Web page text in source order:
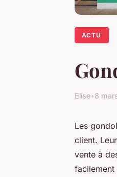
ACTU
Elise•8
Les
client.
vente à